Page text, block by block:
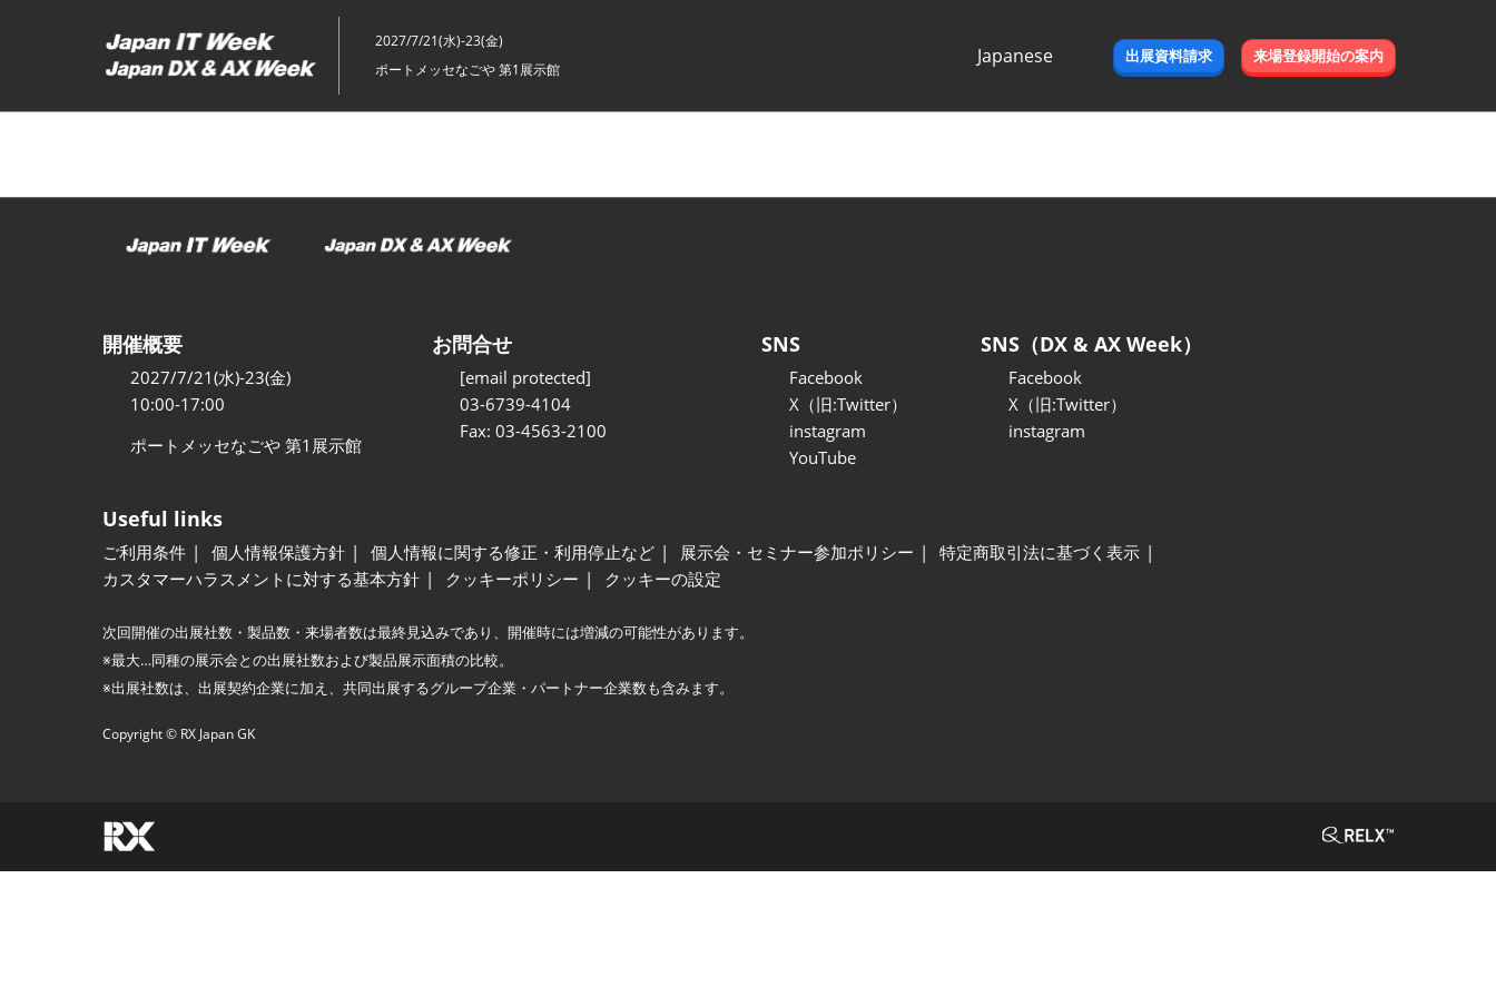
キ
ッ
2027/7/21(水)-23(金)
ポートメッセなごや 第1展示館
Japanese
出展資料請求 来場登録開始の案内
開催概要
2027/7/21(水)-23(金)
10:00-17:00
ポートメッセなごや 第1展示館
お問合せ
[email protected]
03-6739-4104
Fax: 03-4563-2100
SNS
Facebook
X（旧:Twitter）
instagram
YouTube
SNS（DX & AX Week）
Facebook
X（旧:Twitter）
instagram
Useful links
ご利用条件 個人情報保護方針 個人情報に関する修正・利用停止など 展示会・セミナー参加ポリシー
特定商取引法に基づく表示
カスタマーハラスメントに対する基本方針
クッキーポリシー クッキーの設定
次回開催の出展社数・製品数・来場者数は最終見込みであり、開催時には増減の可能性があります。
※最大…同種の展示会との出展社数および製品展示面積の比較。
※出展社数は、出展契約企業に加え、共同出展するグループ企業・パートナー企業数も含みます。
Copyright © RX Japan GK